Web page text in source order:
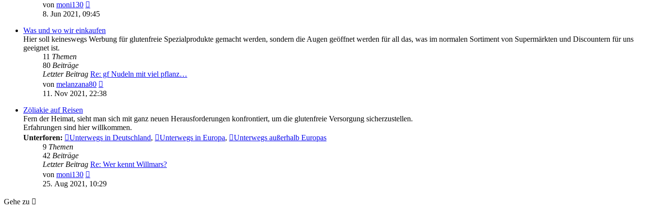
von moni130
Beitrag
8. Jun 2021, 09:45
Was und wo wir einkaufen
Hier soll keineswegs Werbung für glutenfreie Spezialprodukte gemacht werden, sondern die Augen geöffnet werden für all das, was im normalen Sortiment von Supermärkten und Discountern für uns
geeignet ist.
11 Themen
80 Beiträge
Letzter Beitrag Re: gf Nudeln mit viel pflanz…
von melanzana80
Beitrag
11. Nov 2021, 22:38
Zöliakie auf Reisen
Fern der Heimat, sieht man sich mit ganz neuen Herausforderungen konfrontiert, um die glutenfreie Versorgung sicherzustellen.
Erfahrungen sind hier willkommen.
Unterforen:
Unterwegs in Deutschland, Unterwegs in Europa,
Unterwegs außerhalb Europas
9 Themen
42 Beiträge
Letzter Beitrag Re: Wer kennt Willmars?
von moni130
Beitrag
25. Aug 2021, 10:29
Gehe zu